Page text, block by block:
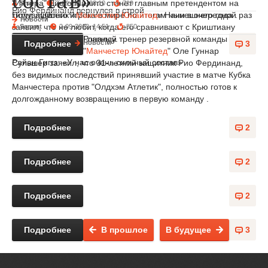
"Интера" Диего Милито станет главным претендентом на
титул лучшего игрока в мире по итогам нынешнего года .
3
Подробнее
Sharp 3-09-2010, 08:10 719
Новости
Главный тренер резервной команды
"Манчестер Юнайтед" Оле Гуннар
Сульшер заявил, что 31-летний защитник Рио Фердинанд,
без видимых последствий принявший участие в матче Кубка
Манчестера против "Олдхэм Атлетик", полностью готов к
долгожданному возвращению в первую команду .
2
Подробнее
Полузащитник «Манчестер Юнайтед» Нани в очередной раз
заявил, что не любит, когда его сравнивают с Криштиану
Роналду.
2
Подробнее
Рио Фердинанд вернулся в строй
2
Подробнее
Samrat 2-09-2010, 14:51 850
Новости
Райан Гиггз: «У нас очень сильный состав»
3
Подробнее В будущее
В прошлое